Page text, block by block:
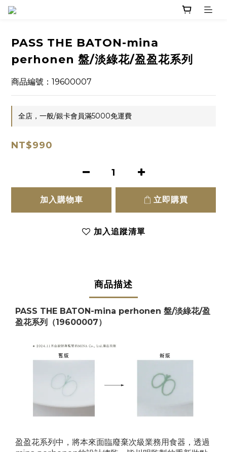
PASS THE BATON-mina
perhonen 盤/淡綠花/盈盈花系列
商品編號：19600007
全店，一般/銀卡會員滿5000免運費
NT$990
加入購物車 立即購買
加入追蹤清單
商品描述
PASS THE BATON-mina perhonen 盤/淡綠花/盈
盈花系列（19600007）
盈盈花系列中，將本來面臨廢棄次級業務用食器，透過